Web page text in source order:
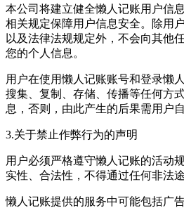
本公司将建立健全懒人记账用户信
相关规定保障用户信息安全。除用
以及法律法规规定外，不会向其他
您的个人信息。
用户在使用懒人记账账号和登录懒
搜集、复制、存储、传播等任何方
息，否则，由此产生的后果需用户自
3.关于禁止作弊行为的声明
用户必须严格遵守懒人记账的活动
实性、合法性，不得通过任何非法
懒人记账提供的服务中可能包括广